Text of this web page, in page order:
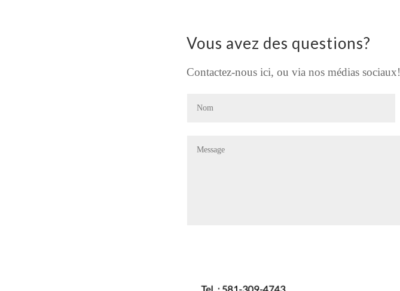
Vous avez des questions?
Contactez-nous ici, ou via nos médias sociaux!